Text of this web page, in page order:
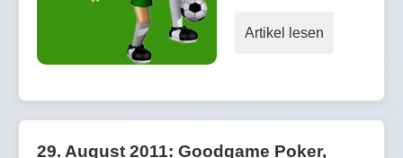
Artikel lesen
29. August 2011: Goodgame Poker,